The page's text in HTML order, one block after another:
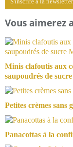
Vous aimerez
Minis clafoutis aux
saupoudrés de
Petites crèmes sans
Panacottas à la